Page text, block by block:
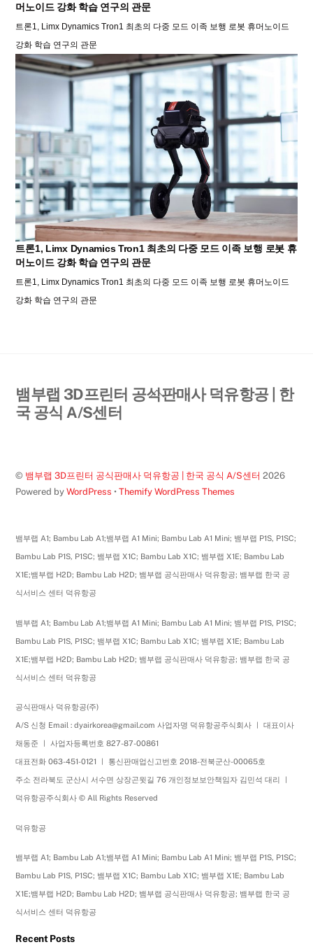
머노이드 강화 학습 연구의 관문
트론1, Limx Dynamics Tron1 최초의 다중 모드 이족 보행 로봇 휴머노이드
강화 학습 연구의 관문
트론1, Limx Dynamics Tron1 최초의 다중 모드 이족 보행 로봇 휴
머노이드 강화 학습 연구의 관문
트론1, Limx Dynamics Tron1 최초의 다중 모드 이족 보행 로봇 휴머노이드
강화 학습 연구의 관문
Back
뱀부랩 3D프린터 공식판매사 덕유항공 | 한
국 공식 A/S센터
© 뱀부랩 3D프린터 공식판매사 덕유항공 | 한국 공식 A/S센터 2026
Powered byWordPress •Themify WordPress Themes
뱀부랩 A1; Bambu Lab A1;뱀부랩 A1 Mini; Bambu Lab A1 Mini; 뱀부랩 P1S, P1SC;
Bambu Lab P1S, P1SC; 뱀부랩 X1C; Bambu Lab X1C; 뱀부랩 X1E; Bambu Lab
X1E;뱀부랩 H2D; Bambu Lab H2D; 뱀부랩 공식판매사 덕유항공; 뱀부랩 한국 공
식서비스 센터 덕유항공
뱀부랩 A1; Bambu Lab A1;뱀부랩 A1 Mini; Bambu Lab A1 Mini; 뱀부랩 P1S, P1SC;
Bambu Lab P1S, P1SC; 뱀부랩 X1C; Bambu Lab X1C; 뱀부랩 X1E; Bambu Lab
X1E;뱀부랩 H2D; Bambu Lab H2D; 뱀부랩 공식판매사 덕유항공; 뱀부랩 한국 공
식서비스 센터 덕유항공
공식판매사 덕유항공(주)
A/S 신청 Email : dyairkorea@gmail.com 사업자명 덕유항공주식회사 ㅣ 대표이사
채동준 ㅣ 사업자등록번호 827-87-00861
대표전화 063-451-0121 ㅣ 통신판매업신고번호 2018-전북군산-00065호
주소 전라북도 군산시 서수면 상장곤윗길 76 개인정보보안책임자 김민석 대리 ㅣ
덕유항공주식회사 © All Rights Reserved
덕유항공
뱀부랩 A1; Bambu Lab A1;뱀부랩 A1 Mini; Bambu Lab A1 Mini; 뱀부랩 P1S, P1SC;
Bambu Lab P1S, P1SC; 뱀부랩 X1C; Bambu Lab X1C; 뱀부랩 X1E; Bambu Lab
X1E;뱀부랩 H2D; Bambu Lab H2D; 뱀부랩 공식판매사 덕유항공; 뱀부랩 한국 공
식서비스 센터 덕유항공
Recent Posts